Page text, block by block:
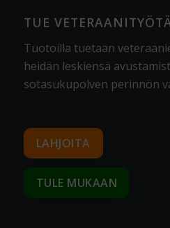
TUE
Tuotoilla tuetaan
heidän leskiensä
sotasukupolven perinnön
LAHJOITA
TULE MUKAAN